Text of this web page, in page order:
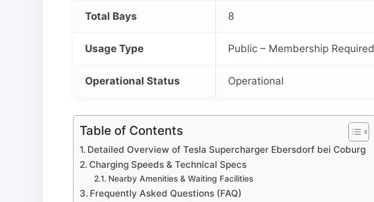
Total Bays 8
Usage Type Public – Membership Required
Operational Status Operational
Table of Contents
Detailed Overview of Tesla Supercharger Ebersdorf bei Coburg
Charging Speeds & Technical Specs
Nearby Amenities & Waiting Facilities
Frequently Asked Questions (FAQ)